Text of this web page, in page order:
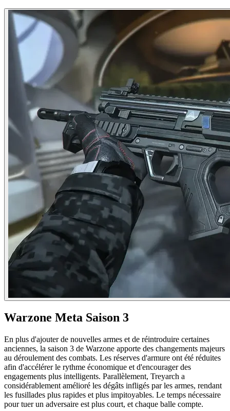
Warzone Meta Saison 3
En plus d'ajouter de nouvelles armes et de réintroduire certaines
anciennes, la saison 3 de Warzone apporte des changements majeurs
au déroulement des combats. Les réserves d'armure ont été réduites
afin d'accélérer le rythme économique et d'encourager des
engagements plus intelligents. Parallèlement, Treyarch a
considérablement amélioré les dégâts infligés par les armes, rendant
les fusillades plus rapides et plus impitoyables. Le temps nécessaire
pour tuer un adversaire est plus court, et chaque balle compte.